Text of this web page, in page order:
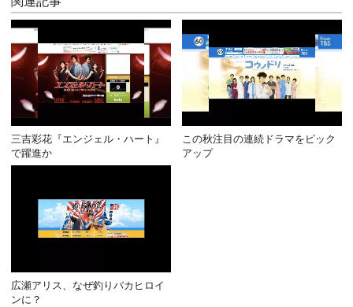
三吉彩花『エンジェル・ハート』
で躍進か
この秋注目の連続ドラマをピック
アップ
広瀬アリス、なぜ釣りバカヒロイ
ンに？